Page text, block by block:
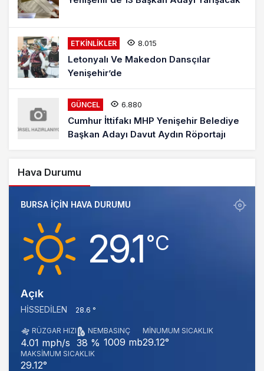
ETKINLIKLER 8.015
Letonyalı Ve Makedon Dansçılar
Yenişehir’de
GÜNCEL 6.880
Cumhur İttifakı MHP Yenişehir Belediye
Başkan Adayı Davut Aydın Röportajı
Hava Durumu
BURSA IÇIN HAVA DURUMU
29.1‎°C
Açık
HISSEDILEN 28.6 °
RÜZGAR HIZI
4.01 mph/s
NEM
38 %
BASINÇ
1009 mb
MINUMUM SICAKLIK
29.12°
MAKSIMUM SICAKLIK
29.12°